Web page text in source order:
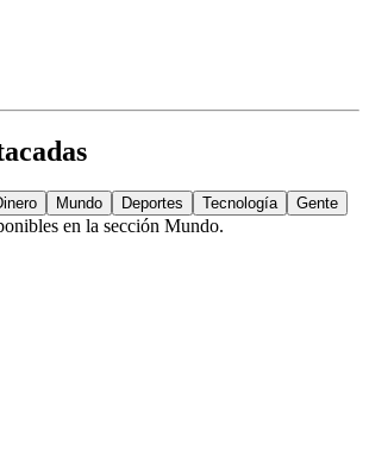
Mundo Deportes Tecnología Gente
en la sección Mundo.